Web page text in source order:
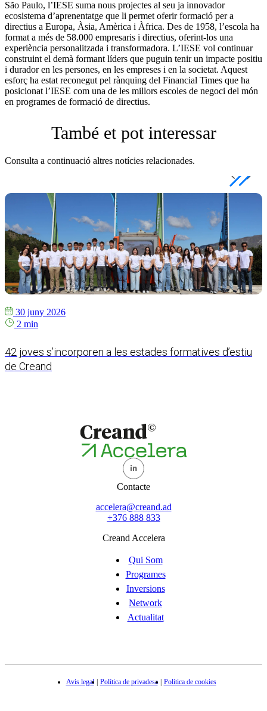
São Paulo, l’IESE suma nous projectes al seu ja innovador
ecosistema d’aprenentatge que li permet oferir formació per a
directius a Europa, Àsia, Amèrica i Àfrica. Des de 1958, l’escola ha
format a més de 58.000 empresaris i directius, oferint-los una
experiència personalitzada i transformadora. L’IESE vol continuar
construint el demà formant líders que puguin tenir un impacte positiu
i durador en les persones, en les empreses i en la societat. Aquest
esforç ha estat reconegut pel rànquing del Financial Times que ha
posicionat l’IESE com una de les millors escoles de negoci del món
en programes de formació de directius.
També et pot interessar
Consulta a continuació altres notícies relacionades.
30 juny 2026
2 min
42 joves s’incorporen a les estades formatives d’estiu
de Creand
Contacte
accelera@creand.ad
+376 888 833
Creand Accelera
Qui Som
Programes
Inversions
Network
Actualitat
Avis legal Política de privadesa Política de cookies